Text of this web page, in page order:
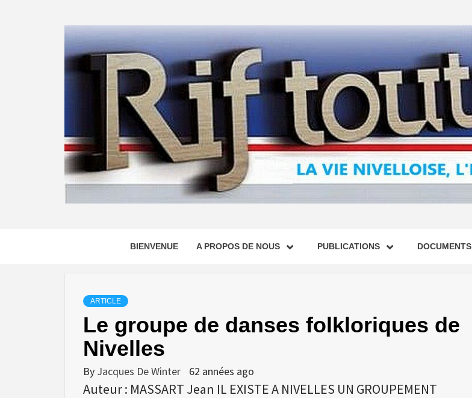
BIENVENUE A PROPOS DE NOUS PUBLICATIONS DOCUMENTS
ARTICLE
Le groupe de danses folkloriques de
Nivelles
By Jacques De Winter 62 années ago
Auteur : MASSART Jean IL EXISTE A NIVELLES UN GROUPEMENT